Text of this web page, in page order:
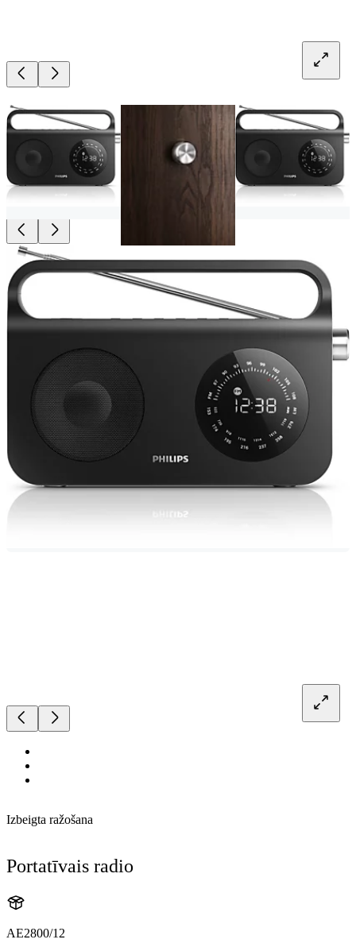
Izbeigta ražošana
Portatīvais radio
AE2800/12